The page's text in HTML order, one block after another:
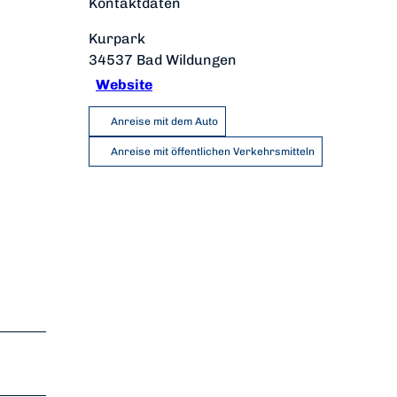
Kurpark
34537 Bad Wildungen
Website
Anreise mit dem Auto
Anreise mit öffentlichen Verkehrsmitteln